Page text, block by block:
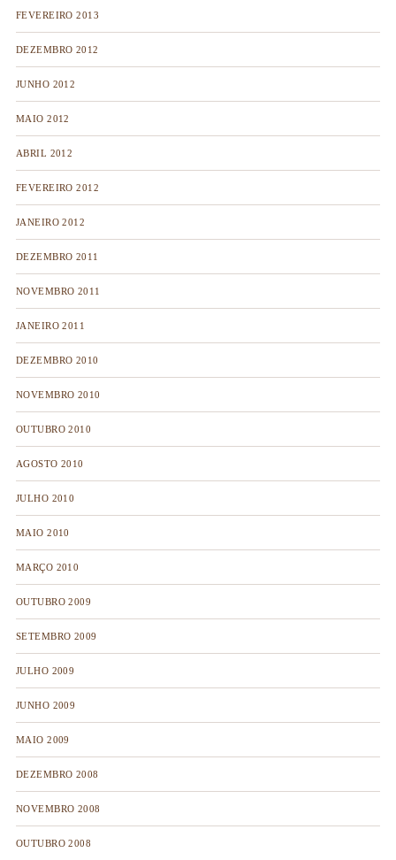
FEVEREIRO 2013
DEZEMBRO 2012
JUNHO 2012
MAIO 2012
ABRIL 2012
FEVEREIRO 2012
JANEIRO 2012
DEZEMBRO 2011
NOVEMBRO 2011
JANEIRO 2011
DEZEMBRO 2010
NOVEMBRO 2010
OUTUBRO 2010
AGOSTO 2010
JULHO 2010
MAIO 2010
MARÇO 2010
OUTUBRO 2009
SETEMBRO 2009
JULHO 2009
JUNHO 2009
MAIO 2009
DEZEMBRO 2008
NOVEMBRO 2008
OUTUBRO 2008